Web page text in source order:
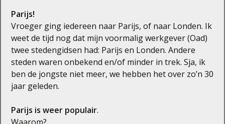
Parijs!
Vroeger ging iedereen naar Parijs, of naar Londen. Ik
weet de tijd nog dat mijn voormalig werkgever (Oad)
twee stedengidsen had: Parijs en Londen. Andere
steden waren onbekend en/of minder in trek. Sja, ik
ben de jongste niet meer, we hebben het over zo’n 30
jaar geleden.
Parijs is weer populair.